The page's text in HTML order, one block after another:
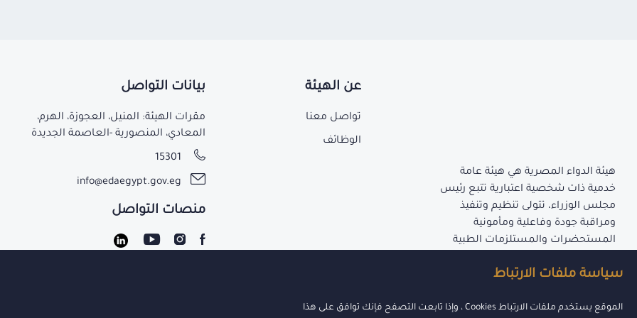
سياسة ملفات الارتباط
الموقع يستخدم ملفات الارتباط Cookies ، وإذا تابعت التصفح فإنك توافق على هذا
هيئة الدواء المصرية هي هيئة عامة
خدمية ذات شخصية اعتبارية تتبع رئيس
مجلس الوزراء، تتولى تنظيم وتنفيذ
ومراقبة جودة وفاعلية ومأمونية
المستحضرات والمستلزمات الطبية
الهيئة.
عن الهيئة
تواصل معنا
الوظائف
بيانات التواصل
مقرات الهيئة: المنيل، العجوزة، الهرم،
المعادي، المنصورية -العاصمة الجديدة
15301
info@edaegypt.gov.eg
منصات التواصل